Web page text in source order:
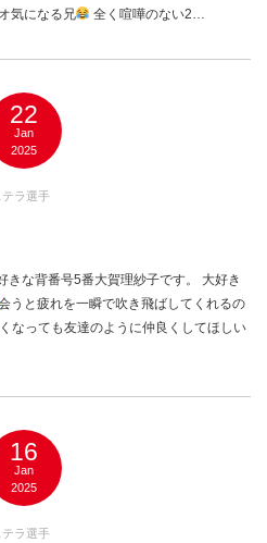
気になる兄 全く喧嘩のない2…
22
Jan
2025
テラ選手
きな背番号5番大賀理紗子です。 大好き
うと疲れを一瞬で吹き飛ばしてくれるの
なっても友達のように仲良くしてほしい
16
Jan
2025
テラ選手